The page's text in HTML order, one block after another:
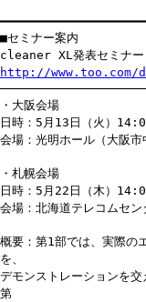
■セミナー案内
cleaner XL発表セミナー
http://www.too.com/
・大阪会場
日時：5月13日（火）
会場：光明ホール（大阪
・札幌会場
日時：5月22日（木）
会場：北海道テレコムセ
概要：第1部では、実際の
を、
デモンストレーションを交
第